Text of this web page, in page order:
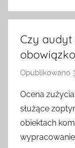
Czy
Opublikowano
Ocena
służące
obiektach